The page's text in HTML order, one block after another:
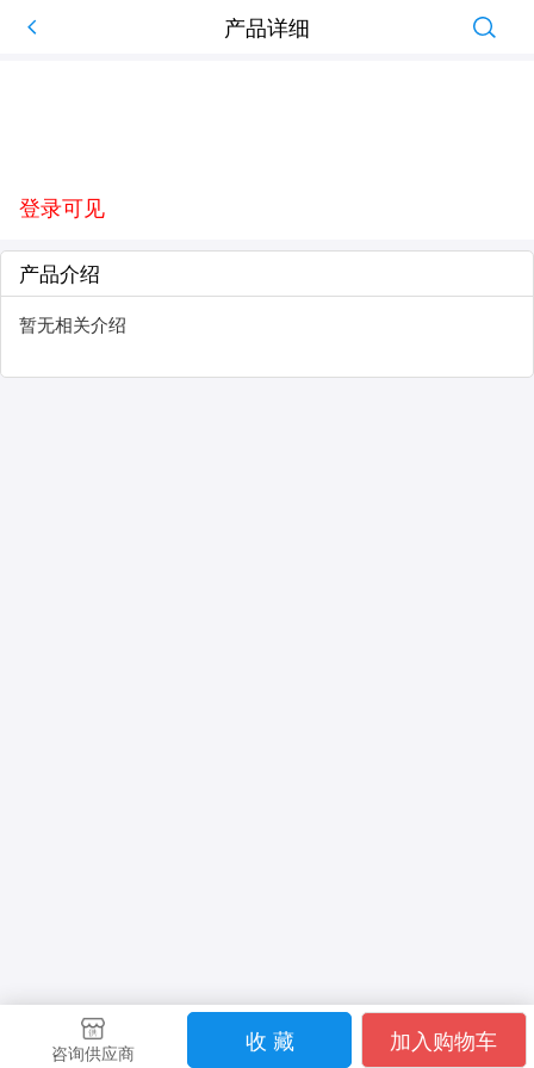
产品详细
登录可见
产品介绍
暂无相关介绍
咨询供应商 收 藏 加入购物车